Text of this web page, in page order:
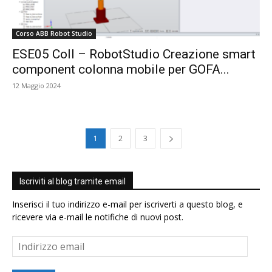
Corso ABB Robot Studio
ESE05 Coll – RobotStudio Creazione smart
component colonna mobile per GOFA...
12 Maggio 2024
1 2 3
Iscriviti al blog tramite email
Inserisci il tuo indirizzo e-mail per iscriverti a questo blog, e
ricevere via e-mail le notifiche di nuovi post.
Indirizzo
email